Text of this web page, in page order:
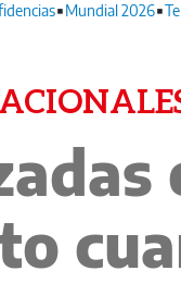
Mundial 2026